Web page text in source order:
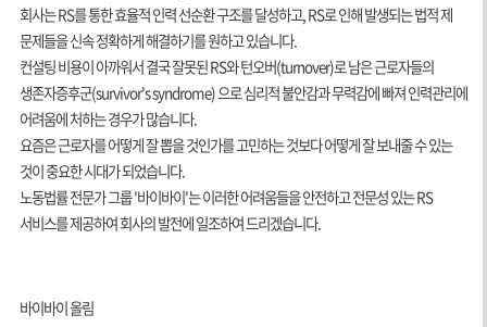
회사는 RS를 통한 효율적 인력 선순환 구조를 달성하고, RS로 인해 발생되는 법적 제
문제들을 신속 정확하게 해결하기를 원하고 있습니다.
컨설팅 비용이 아까워서 결국 잘못된 RS와 턴오버(turnover)로 남은 근로자들의
생존자증후군(survivor's syndrome) 으로 심리적 불안감과 무력감에 빠져 인력관리에
어려움에 처하는 경우가 많습니다.
요즘은 근로자를 어떻게 잘 뽑을 것인가를 고민하는 것보다 어떻게 잘 보내줄 수 있는
것이 중요한 시대가 되었습니다.
노동법률 전문가 그룹 '바이바이'는 이러한 어려움들을 안전하고 전문성 있는 RS
서비스를 제공하여 회사의 발전에 일조하여 드리겠습니다.
바이바이 올림